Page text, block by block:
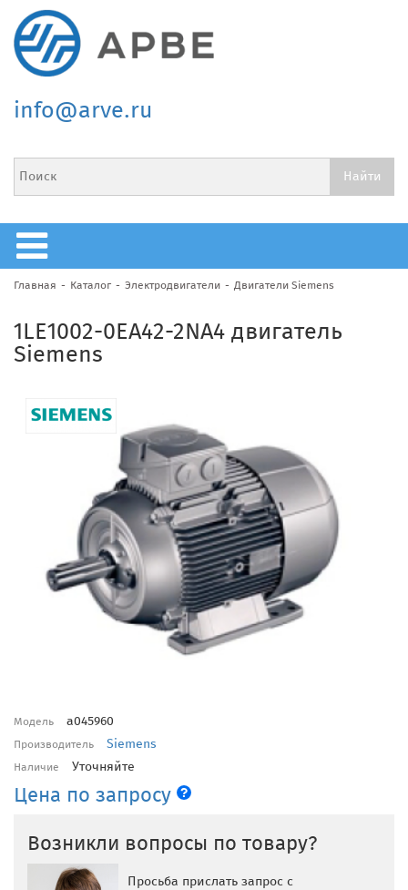
info@arve.ru
Главная Каталог Электродвигатели Двигатели Siemens
1LE1002-0EA42-2NA4 двигатель
Siemens
Модель a045960
Производитель Siemens
Наличие Уточняйте
Цена по запросу
Возникли вопросы по товару?
Просьба прислать запрос с